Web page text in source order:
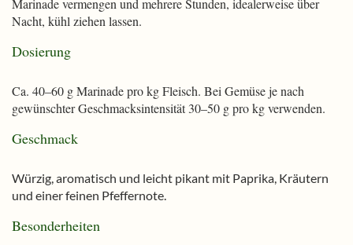
Marinade vermengen und mehrere Stunden, idealerweise über
Nacht, kühl ziehen lassen.
Dosierung
Ca. 40–60 g Marinade pro kg Fleisch. Bei Gemüse je nach
gewünschter Geschmacksintensität 30–50 g pro kg verwenden.
Geschmack
Würzig, aromatisch und leicht pikant mit Paprika, Kräutern
und einer feinen Pfeffernote.
Besonderheiten